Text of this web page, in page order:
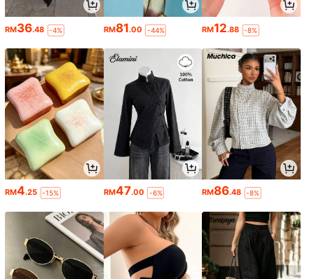
RM36.48 -4% RM81.00 -44% RM12.88 -8%
RM4.25 -15% RM47.00 -6% RM86.48 -8%